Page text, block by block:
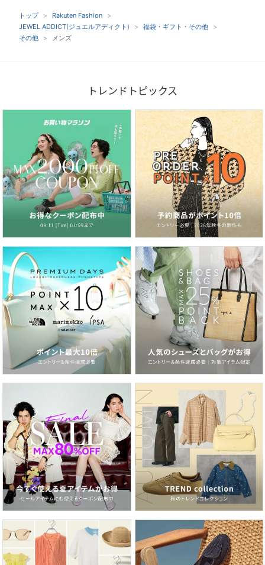
トップ
Rakuten Fashion
JEWEL ADDICT(ジュエルアディクト)
福袋・ギフト・その他
その他
メンズ
トレンドトピックス